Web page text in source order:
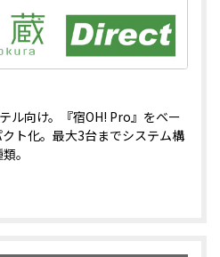
ル向け。『宿OH! Pro』をベー
ト化。最大3台までシステム構
。